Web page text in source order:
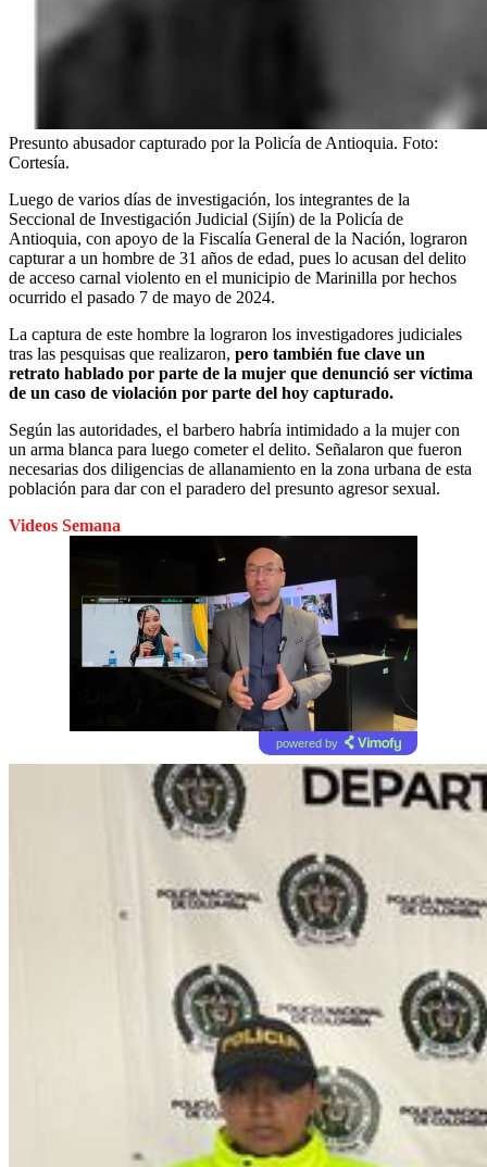
Presunto abusador capturado por la Policía de Antioquia. Foto:
Cortesía.
Luego de varios días de investigación, los integrantes de la
Seccional de Investigación Judicial (Sijín) de la Policía de
Antioquia, con apoyo de la Fiscalía General de la Nación, lograron
capturar a un hombre de 31 años de edad, pues lo acusan del delito
de acceso carnal violento en el municipio de Marinilla por hechos
ocurrido el pasado 7 de mayo de 2024.
La captura de este hombre la lograron los investigadores judiciales
tras las pesquisas que realizaron, pero también fue clave un
retrato hablado por parte de la mujer que denunció ser víctima
de un caso de violación por parte del hoy capturado.
Según las autoridades, el barbero habría intimidado a la mujer con
un arma blanca para luego cometer el delito. Señalaron que fueron
necesarias dos diligencias de allanamiento en la zona urbana de esta
población para dar con el paradero del presunto agresor sexual.
Videos Semana
powered by